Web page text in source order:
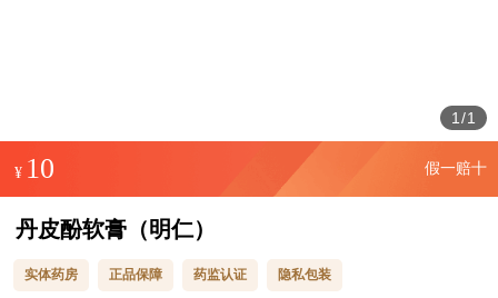
1 /1
¥ 10 假一赔十
丹皮酚软膏（明仁）
实体药房 正品保障 药监认证 隐私包装